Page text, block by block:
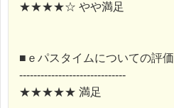
★★★★☆ やや満足
■ｅパスタイムについての評価
------------------------------
★★★★★ 満足